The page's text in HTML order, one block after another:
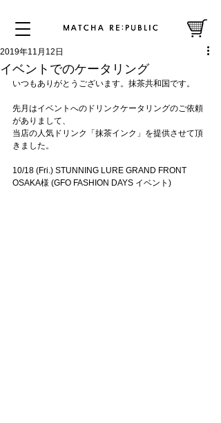
イベントでのケータリング
2019年11月12日
いつもありがとうございます。抹茶共和国です。
先月はイベントへのドリンクケータリングのご依頼
がありまして、
当店の人気ドリンク「抹茶インク」を提供させて頂
きました。
10/18 (Fri.) STUNNING LURE GRAND FRONT
OSAKA様 (GFO FASHION DAYS イベント)